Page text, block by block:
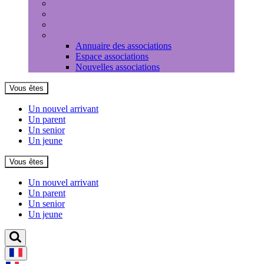
Annuaire des associations
Espace associations
Nouvelles associations
Vous êtes
Un nouvel arrivant
Un parent
Un senior
Un jeune
Vous êtes
Un nouvel arrivant
Un parent
Un senior
Un jeune